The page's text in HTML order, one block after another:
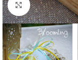
Click to